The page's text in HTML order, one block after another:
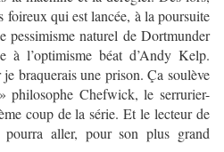
foireux qui est lancée, à la poursuite
pessimisme naturel de Dortmunder
à l’optimisme béat d’Andy Kelp.
braquerais une prison. Ça soulève
philosophe Chefwick, le serrurier-
coup de la série. Et le lecteur de
pourra aller, pour son plus grand